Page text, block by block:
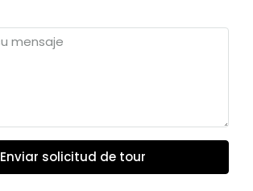
Enviar solicitud de tour